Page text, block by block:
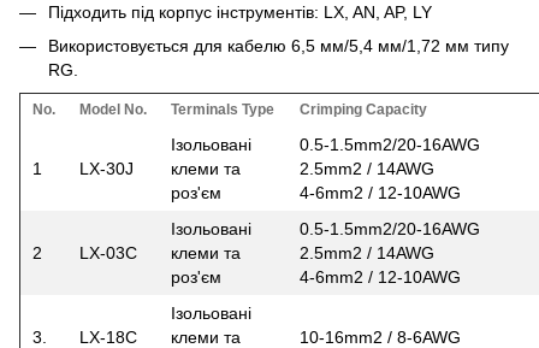
Підходить під корпус інструментів: LX, AN, AP, LY
Використовується для кабелю 6,5 мм/5,4 мм/1,72 мм типу
RG.
No. Model No. Terminals Type Crimping Capacity
1 LX-30J
Ізольовані
клеми та
роз'єм
0.5-1.5mm2/20-16AWG
2.5mm2 / 14AWG
4-6mm2 / 12-10AWG
2 LX-03C
Ізольовані
клеми та
роз'єм
0.5-1.5mm2/20-16AWG
2.5mm2 / 14AWG
4-6mm2 / 12-10AWG
3. LX-18C
Ізольовані
клеми та
10-16mm2 / 8-6AWG